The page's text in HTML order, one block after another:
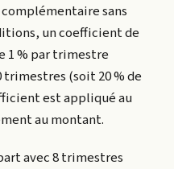
sans
un coefficient de
1 % par trimestre
(soit 20 % de
est appliqué au
au montant.
avec 8 trimestres